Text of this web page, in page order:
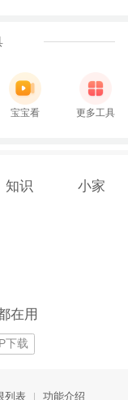
宝宝看 更多工具
知识 小家
在用
下载
列表 功能介绍